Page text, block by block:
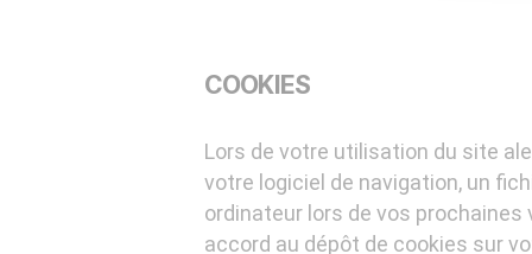
COOKIES
Lors de votre utilisation du site
votre logiciel de navigation, un
ordinateur lors de vos
accord au dépôt de cookies sur